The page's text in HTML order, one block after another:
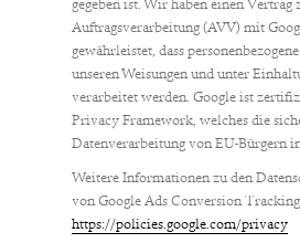
gegeben ist. Wir haben einen Vertrag
Auftragsverarbeitung (AVV) mit
gewährleistet, dass
unseren Weisungen und unter
verarbeitet werden. Google ist
Privacy Framework, welches die
Datenverarbeitung von EU-Bürgern
Weitere Informationen zu den
von Google Ads Conversion
https://policies.google.com/privacy